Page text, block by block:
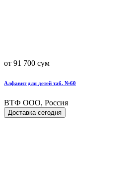
от 91 700 сум
Алфавит для детей таб. №60
ВТФ ООО, Россия
Доставка сегодня